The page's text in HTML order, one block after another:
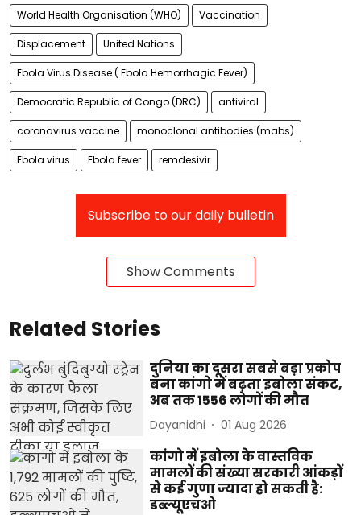
World Health Organisation (WHO) Vaccination
Displacement United Nations
Ebola Virus Disease ( Ebola Hemorrhagic Fever)
Democratic Republic of Congo (DRC) antiviral
coronavirus vaccine monoclonal antibodies (mabs)
Ebola virus Ebola fever remdesivir
Subscribe to our daily bulletin
Show Comments
Related Stories
दुनिया का दूसरा सबसे बड़ा प्रकोप
बना कांगो में बढ़ता इबोला संकट,
अब तक 1556 लोगों की मौत
Dayanidhi 01 Aug 2026
कांगो में इबोला के वास्तविक
मामलों की संख्या सरकारी आंकड़ों
से कई गुणा ज्यादा हो सकती है:
डब्ल्यूएचओ